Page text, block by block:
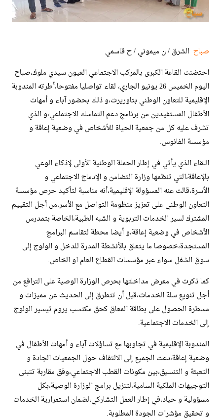
صباح الشرق / ن ميموني / ح قاسمي
احتضنت القاعة الكبرى بالمركب الاجتماعي العيون سيدي ملوك،صباح
اليوم الخميس 26 يونيو الجاري، لقاء تواصليا مفتوحا،أطرته المندوبة
الإقليمية للتعاون الوطني بتاوريرت،و ذلك بحضور آباء و أمهات
الأطفال المستفيدين من برنامج دعم التماسك الاجتماعي،و الذي
تشرف عليه كل من جمعية الحياة للأشخاص في وضعية إعاقة و
مؤسسة الفانوس.
اللقاء الذي يأتي في إطار الحملة الوطنية الأولى لإذكاء الوعي
بالإعاقة،التي تنظمها وزارة التضامن و الإدماج الاجتماعي و
الأسرة،قالت عنه المسؤولة الإقليمية،أنه مناسبة لتأكيد حرص مؤسسة
التعاون الوطني على تعزيز منظومة التواصل مع الأسر،من أجل التقييم
المشترك لسير الخدمات التربوية و الشبه الطبية،الخاصة بتمدرس
الأشخاص في وضعية إعاقة،و أيضا محطة لتقاسم البرامج
المستجدة،خصوصا ما يتعلق بالأنشطة المدرة للدخل و الولوج إلى
سوق الشغل سواء عبر مؤسسات القطاع العام او الخاص.
كما ذكرت في معرض مداخلتها بحرص الوزارة الوصية على الترافع من
أجل تنويع سلة الخدمات،قبل أن تتطرق إلى الحديث عن مميزات و
مسطرة الحصول على بطاقة المعاق كحق مكتسب يروم تيسير الولوج
إلى الخدمات الاجتماعية.
المندوبة الإقليمية في تجاوبها مع تساؤلات آباء و أمهات الأطفال في
وضعية إعاقة،دعت الجميع إلى الالتفاف حول الجمعيات الجادة و
التعبئة و التنسيق،بين مكونات القطب الاجتماعي،وفق مقاربة تتبنى
التوجيهات الملكية السامية،لتنزيل برامج الوزارة الوصية،بكل
مسؤولية و حياد،في إطار العمل التشاركي،لضمان استمرارية الخدمات
و تحقيق مؤشرات الجودة المطلوبة.